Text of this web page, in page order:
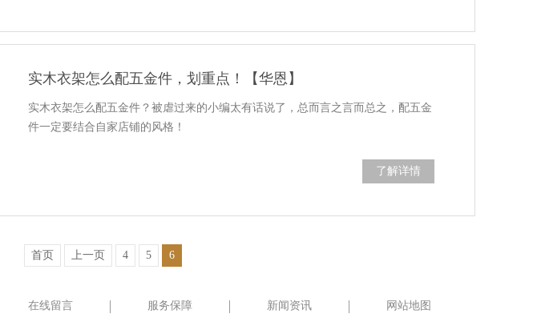
实木衣架怎么配五金件，划重点！【华恩】
实木衣架怎么配五金件？被虐过来的小编太有话说了，总而言之言而总之，配五金
件一定要结合自家店铺的风格！
了解详情
首页 上一页 4 5 6
在线留言 服务保障 新闻资讯 网站地图